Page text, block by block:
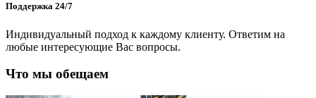
Поддержка 24/7
Индивидуальный подход к каждому клиенту. Ответим на
любые интересующие Вас вопросы.
Что мы обещаем